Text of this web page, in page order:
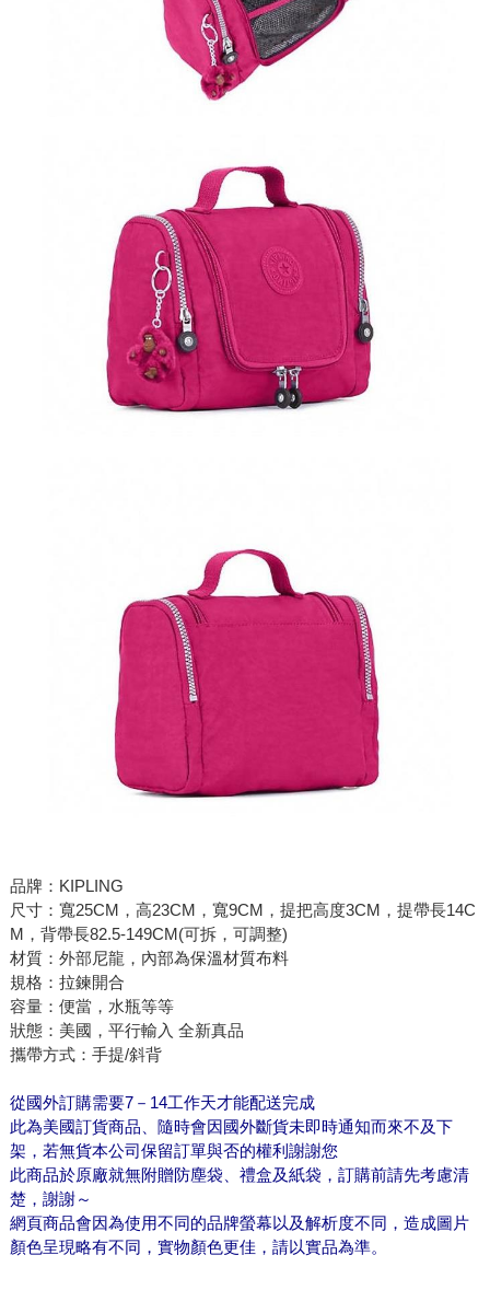
品牌：KIPLING
尺寸：寬25CM，高23CM，寬9CM，提把高度3CM，提帶長14C
M，背帶長82.5-149CM(可拆，可調整)
材質：外部尼龍，內部為保溫材質布料
規格：拉鍊開合
容量：便當，水瓶等等
狀態：美國，平行輸入 全新真品
攜帶方式：手提/斜背
從國外訂購需要7－14工作天才能配送完成
此為美國訂貨商品、隨時會因國外斷貨未即時通知而來不及下
架，若無貨本公司保留訂單與否的權利謝謝您
此商品於原廠就無附贈防塵袋、禮盒及紙袋，訂購前請先考慮清
楚，謝謝～
網頁商品會因為使用不同的品牌螢幕以及解析度不同，造成圖片
顏色呈現略有不同，實物顏色更佳，請以實品為準。